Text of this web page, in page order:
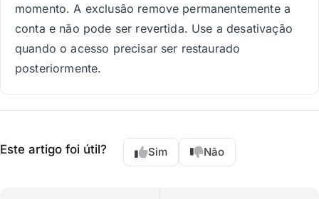
momento. A exclusão remove permanentemente a
conta e não pode ser revertida. Use a desativação
quando o acesso precisar ser restaurado
posteriormente.
Este artigo foi útil? Sim Não